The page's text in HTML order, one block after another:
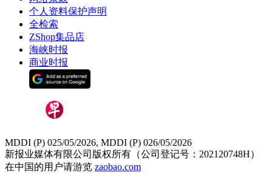
个人资料保护声明
全检索
ZShop集品店
海峡时报
商业时报
MDDI (P) 025/05/2026, MDDI (P) 026/05/2026
新报业媒体有限公司版权所有（公司登记号：202120748H）
在中国的用户请游览 zaobao.com